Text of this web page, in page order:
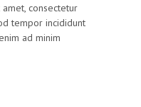
consectetur
tempor incididunt
ad minim